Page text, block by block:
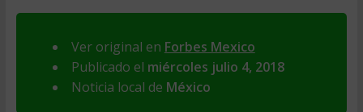
Ver original en Forbes Mexico
Publicado el miércoles julio 4, 2018
Noticia local de México